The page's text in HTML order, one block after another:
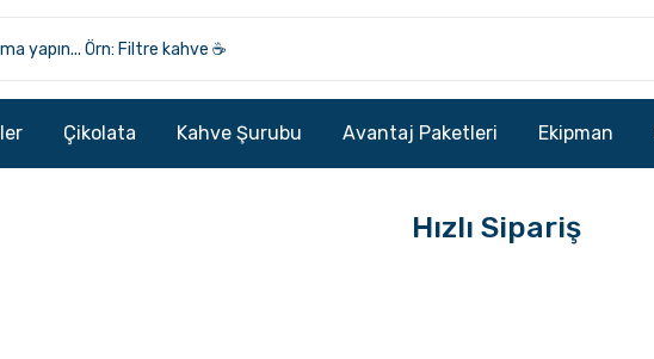
Çikolata Kahve Şurubu Avantaj Paketleri Ekipman
Hızlı Sipariş